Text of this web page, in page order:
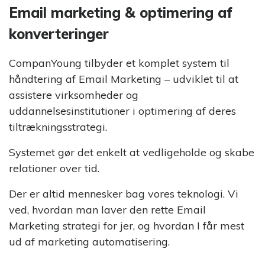
Digitalisering
forretningsmæssig
digitalisering
Unges Valg
af
Uddannelse
Danmarks
største
unges valg
af
på YouTube
Email Marketing System
Øg konverteringen med E-
mail Marketing
Rekrutteringssystem
ansøgninger
Effektiv håndtering af
tilmeldinger
Chat- & Samtalesystem
Indgå i dialog med
Efterskoler
Erhvervsskoler
Højskoler
Videregående uddannelser
Email marketing & optimering af
konverteringer
CompanYoung tilbyder et komplet system til
håndtering af Email Marketing – udviklet til at
assistere virksomheder og
uddannelsesinstitutioner i optimering af deres
tiltrækningsstrategi.
Systemet gør det enkelt at vedligeholde og skabe
relationer over tid.
Der er altid mennesker bag vores teknologi. Vi
ved, hvordan man laver den rette Email
Marketing strategi for jer, og hvordan I får mest
ud af marketing automatisering.